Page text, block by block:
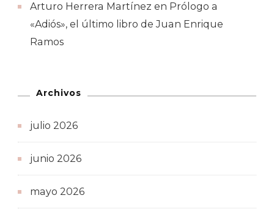
Arturo Herrera Martínez en Prólogo a
«Adiós», el último libro de Juan Enrique
Ramos
Archivos
julio 2026
junio 2026
mayo 2026